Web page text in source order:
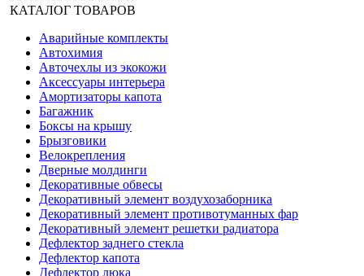
КАТАЛОГ ТОВАРОВ
Аварийные комплекты
Автохимия
Авточехлы из экокожи
Аксессуары интерьера
Амортизаторы капота
Багажник
Боксы на крышу
Брызговики
Велокрепления
Дверные молдинги
Декоративные обвесы
Декоративный элемент воздухозаборника
Декоративный элемент противотуманных фар
Декоративный элемент решетки радиатора
Дефлектор заднего стекла
Дефлектор капота
Дефлектор люка